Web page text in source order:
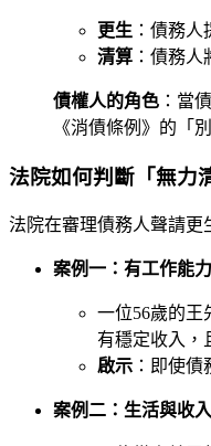
更生 ：債務
清算 ：債務
債權人的角色 ：當
《消債條例》的「
法院如何判斷「無力
法院在審理債務人聲請更
案例一：有工作能
一位56歲的王
有穩定收入，
啟示 ：即使
案例二：生活與收